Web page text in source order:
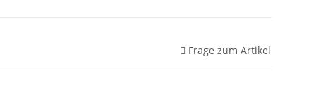
Frage zum Artikel